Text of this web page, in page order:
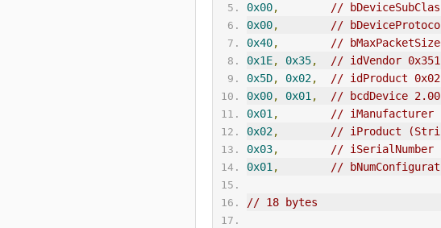
0x00,
//
0x00,
//
0x40,
//
0x1E, 0x35, // idVendor
0x5D, 0x02,
// idProduct
0x00, 0x01 ,
// bcdDevice 2.00
0x01 ,
// iManufacturer
0x02,
// iProduct
0x03,
//
0x01 , //
// 18 bytes